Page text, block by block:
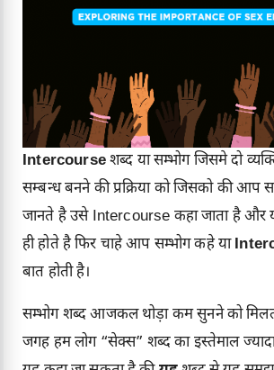
Intercourseशब्द या सम्भोग जिसमे दो
सम्बन्ध बनने की प्रक्रिया को जिसको की आप
जानते है उसे Intercourse कहा जाता है और
ही होते है फिर चाहे आप सम्भोग कहे या
बात होती है।
सम्भोग शब्द आजकल थोड़ा कम सुनने को
जगह हम लोग “सेक्स” शब्द का इस्तेमाल